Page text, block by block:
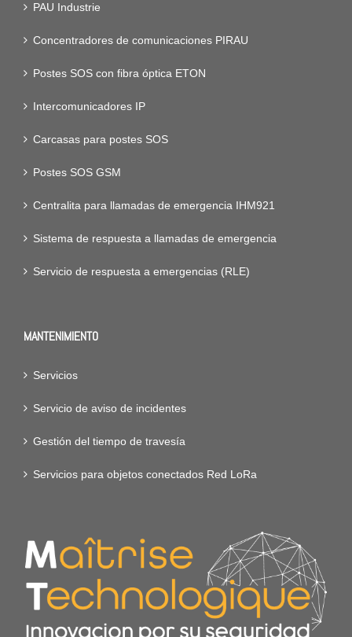
PAU Industrie
Concentradores de comunicaciones PIRAU
Postes SOS con fibra óptica ETON
Intercomunicadores IP
Carcasas para postes SOS
Postes SOS GSM
Centralita para llamadas de emergencia IHM921
Sistema de respuesta a llamadas de emergencia
Servicio de respuesta a emergencias (RLE)
MANTENIMIENTO
Servicios
Servicio de aviso de incidentes
Gestión del tiempo de travesía
Servicios para objetos conectados Red LoRa